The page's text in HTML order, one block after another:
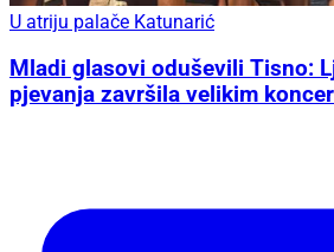
U atriju palače Katunarić
Mladi glasovi oduševili Tisno:
pjevanja završila velikim